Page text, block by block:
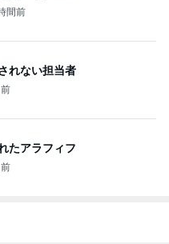
間前
れない担当者
たアラフィフ